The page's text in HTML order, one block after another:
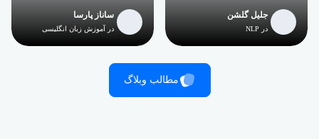
جلیل گلشن
در NLP
ساناز پارسا
در آموزش زبان انگلیسی
مطالب وبلاگ